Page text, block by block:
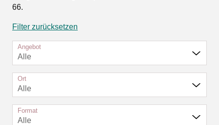
66.
Filter zurücksetzen
Angebot
Alle
Ort
Alle
Format
Alle